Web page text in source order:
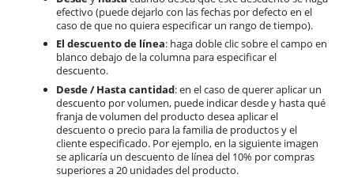
efectivo (puede dejarlo con las fechas por defecto en el
caso de que no quiera especificar un rango de tiempo).
El descuento de línea: haga doble clic sobre el campo en
blanco debajo de la columna para especificar el
descuento.
Desde / Hasta cantidad: en el caso de querer aplicar un
descuento por volumen, puede indicar desde y hasta qué
franja de volumen del producto desea aplicar el
descuento o precio para la familia de productos y el
cliente especificado. Por ejemplo, en la siguiente imagen
se aplicaría un descuento de línea del 10% por compras
superiores a 20 unidades del producto.